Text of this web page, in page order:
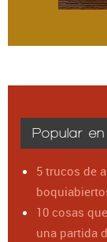
Popular
5 trucos de
10 cosas
una partida